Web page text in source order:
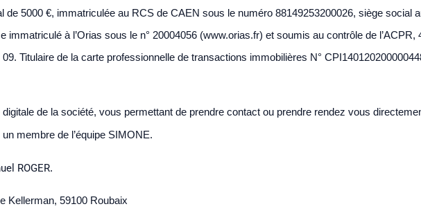
de 5000 €, immatriculée au RCS de CAEN sous le numéro 88149253200026, siège social
à l’Orias sous le n° 20004056 (www.orias.fr) et soumis au contrôle de l’ACPR,
Titulaire de la carte professionnelle de transactions immobilières N°
de la société, vous permettant de prendre contact ou prendre rendez vous
membre de l’équipe SIMONE.
ROGER.
Kellerman, 59100 Roubaix